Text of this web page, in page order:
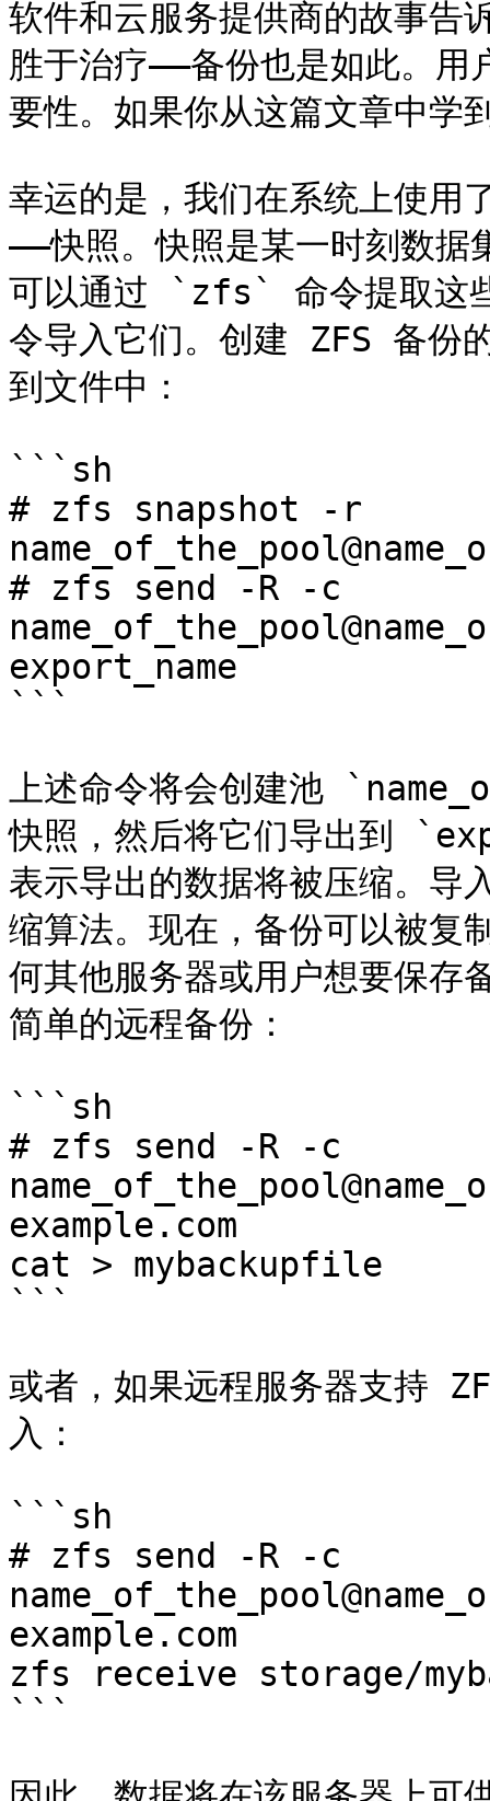
软件和云服务提供商的故事告
胜于治疗——备份也是如此。用
要性。如果你从这篇文章中学
幸运的是，我们在系统上使用
——快照。快照是某一时刻数据
可以通过 `zfs` 命令提取
令导入它们。创建 ZFS 备份
到文件中：
```sh
# zfs snapshot -r
# zfs send -R -c
export_name
```
上述命令将会创建池
快照，然后将它们导出到
表示导出的数据将被压缩。导
缩算法。现在，备份可以被复
何其他服务器或用户想要保存
简单的远程备份：
```sh
# zfs send -R -c
example.com
cat > mybackupfile
```
或者，如果远程服务器支持
入：
```sh
# zfs send -R -c
example.com
zfs receive storage/
```